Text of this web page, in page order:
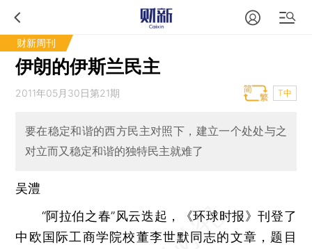
财新周刊
伊朗的伊斯兰民主
2011年05月30日第21期 T中
要在稳定和谐的西方民主对照下，建立一个处处与之
对立而又稳定和谐的独特民主就难了
吴澧
“阿拉伯之春”风云迭起，《环球时报》刊登了
中欧国际工商学院校董李世默同志的文章，题目